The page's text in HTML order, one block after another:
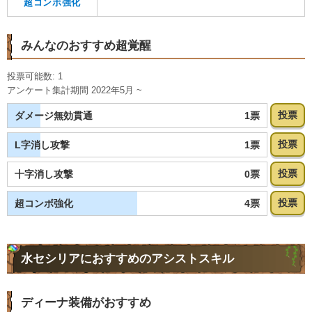
超コンボ強化
みんなのおすすめ超覚醒
投票可能数: 1
アンケート集計期間 2022年5月 ~
ダメージ無効貫通 1票 投票
L字消し攻撃 1票 投票
十字消し攻撃 0票 投票
超コンボ強化 4票 投票
水セシリアにおすすめのアシストスキル
ディーナ装備がおすすめ